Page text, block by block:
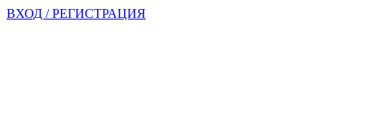
ВХОД / РЕГИСТРАЦИЯ